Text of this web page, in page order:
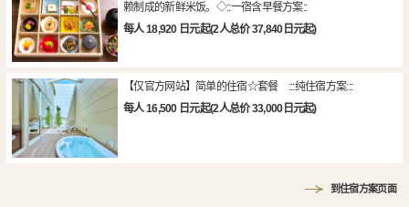
赖制成的新鲜米饭。◇::一宿含早餐方案::
每人 18,920 日元起(2人总价 37,840日元起)
【仅官方网站】简单的住宿☆套餐 :::纯住宿方案:::
每人 16,500 日元起(2人总价 33,000日元起)
到住宿方案页面